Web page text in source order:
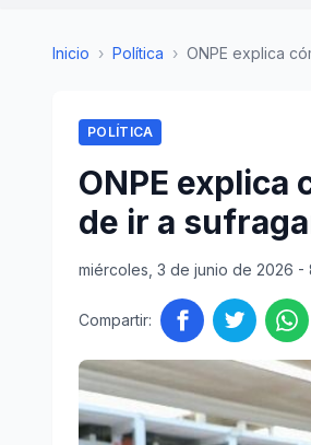
Inicio › Política › ONPE explica
POLÍTICA
ONPE
de ir a
miércoles, 3 de junio de 2026 -
Compartir: